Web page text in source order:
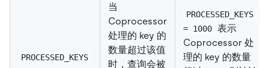
PROCESSED_KEYS
当
Coprocessor
处理的 key 的
数量超过该值
时，查询会被
PROCESSED_KEYS
= 1000 表示
Coprocessor 处
理的 key 的数量